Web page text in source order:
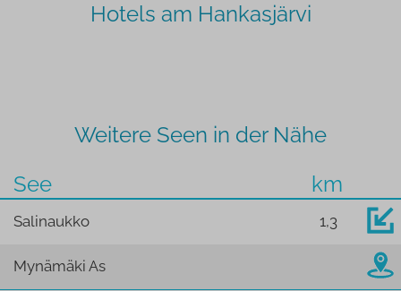
Hotels am Hankasjärvi
Weitere Seen in der Nähe
See
km
Salinaukko 1,3
Mynämäki As